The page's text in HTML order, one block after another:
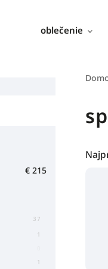
oblečenie
€ 215
37
1
1